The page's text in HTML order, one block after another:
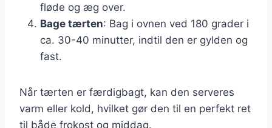
fløde og æg over.
Bage tærten: Bag i ovnen ved 180 grader i
ca. 30-40 minutter, indtil den er gylden og
fast.
Når tærten er færdigbagt, kan den serveres
varm eller kold, hvilket gør den til en perfekt ret
til både frokost og middag.